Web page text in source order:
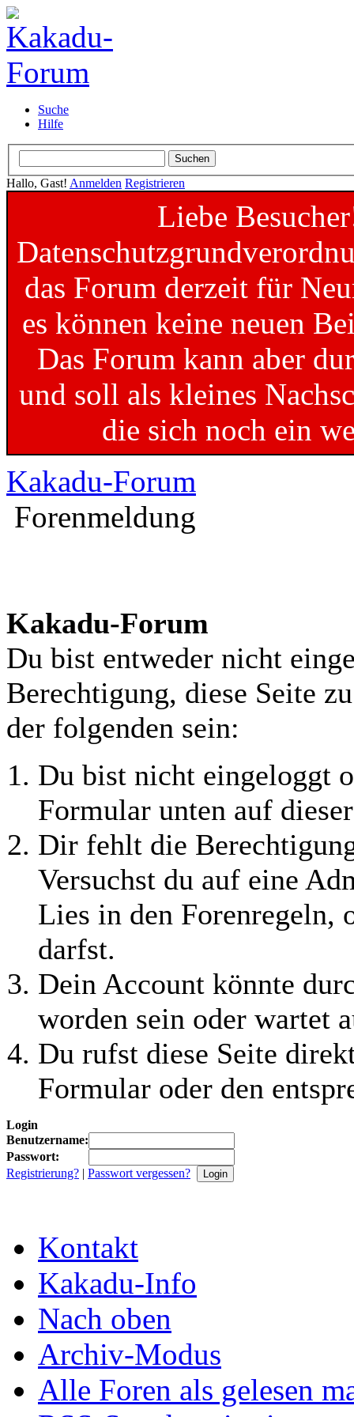
Suche
Hilfe
Hallo, Gast! Anmelden Registrieren
Liebe
das Forum derzeit für
es können keine neuen
Das Forum kann aber
und soll als kleines
die sich noch ein
Kakadu-Forum
Forenmeldung
Kakadu-Forum
Du bist entweder nicht
Berechtigung, diese Seite
der folgenden sein:
Du bist nicht eingeloggt
Formular unten auf
Dir fehlt die
Versuchst du auf eine
Lies in den Forenregeln,
darfst.
Dein Account könnte
worden sein oder wartet
Du rufst diese Seite
Formular oder den
Login
Benutzername:
Passwort:
Registrierung? | Passwort vergessen?
Kontakt
Kakadu-Info
Nach oben
Archiv-Modus
Alle Foren als gelesen